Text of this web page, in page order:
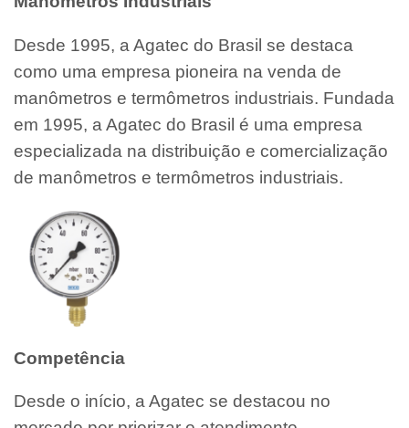
Desde 1995, a Agatec do Brasil se destaca
como uma empresa pioneira na venda de
manômetros e termômetros industriais. Fundada
em 1995, a Agatec do Brasil é uma empresa
especializada na distribuição e comercialização
de manômetros e termômetros industriais.
Competência
Desde o início, a Agatec se destacou no